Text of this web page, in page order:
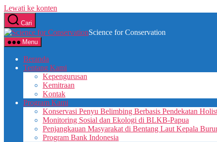
Lewati ke konten
Cari
Science for Conservation
Menu
Beranda
Tentang Kami
Kepengurusan
Kemitraan
Kontak
Program Kami
Konservasi Penyu Belimbing Berbasis Pendekatan
Monitoring Sosial dan Ekologi di BLKB-Papua
Penjangkauan Masyarakat di Bentang Laut Kepala
Program Bank Indonesia